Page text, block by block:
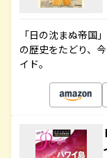
「日の沈まぬ帝国
の歴史をたどり、
イド。